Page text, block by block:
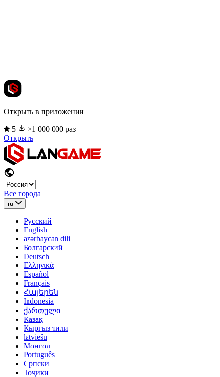
Открыть в приложении
5
>1 000 000 раз
Открыть
Все города
ru
Русский
English
azərbaycan dili
Болгарский
Deutsch
Ελληνικά
Español
Français
Հայերեն
Indonesia
ქართული
Қазақ
Кыргыз тили
latviešu
Монгол
Português
Српски
Тоҷикӣ